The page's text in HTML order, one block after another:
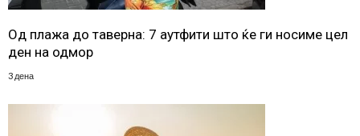
Од плажа до таверна: 7 аутфити што ќе ги носиме цел
ден на одмор
3 дена